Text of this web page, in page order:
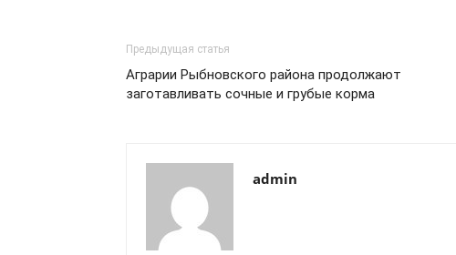
Предыдущая статья
Аграрии Рыбновского района продолжают
заготавливать сочные и грубые корма
admin